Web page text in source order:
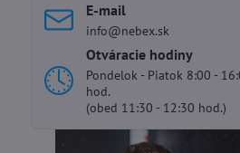
E-mail
info@nebex.sk
Otváracie hodiny
Pondelok - Piatok 8:00 -
hod.
(obed 11:30 - 12:30 hod.)